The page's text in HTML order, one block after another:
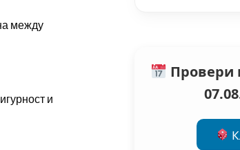
между
и
Провери